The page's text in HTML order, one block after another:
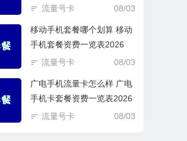
08/03
流量号卡
移动手机套餐哪个划算 移动
手机套餐资费一览表2026
08/03
流量号卡
广电手机流量卡怎么样 广电
手机卡套餐资费一览表2026
08/03
流量号卡